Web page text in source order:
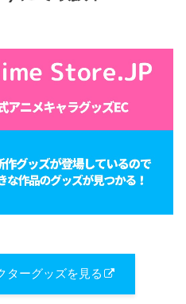
ターグッズを見る